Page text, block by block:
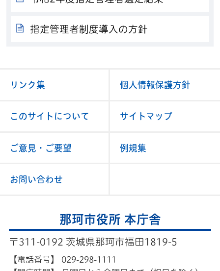
指定管理者制度導入の方針
リンク集 個人情報保護方針
このサイトについて サイトマップ
ご意見・ご要望 例規集
お問い合わせ
那珂市役所 本庁舎
〒311-0192 茨城県那珂市福田1819-5
【電話番号】
029-298-1111